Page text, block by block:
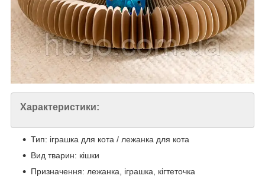
Характеристики:
Тип: іграшка для кота / лежанка для кота
Вид тварин: кішки
Призначення: лежанка, іграшка, кігтеточка